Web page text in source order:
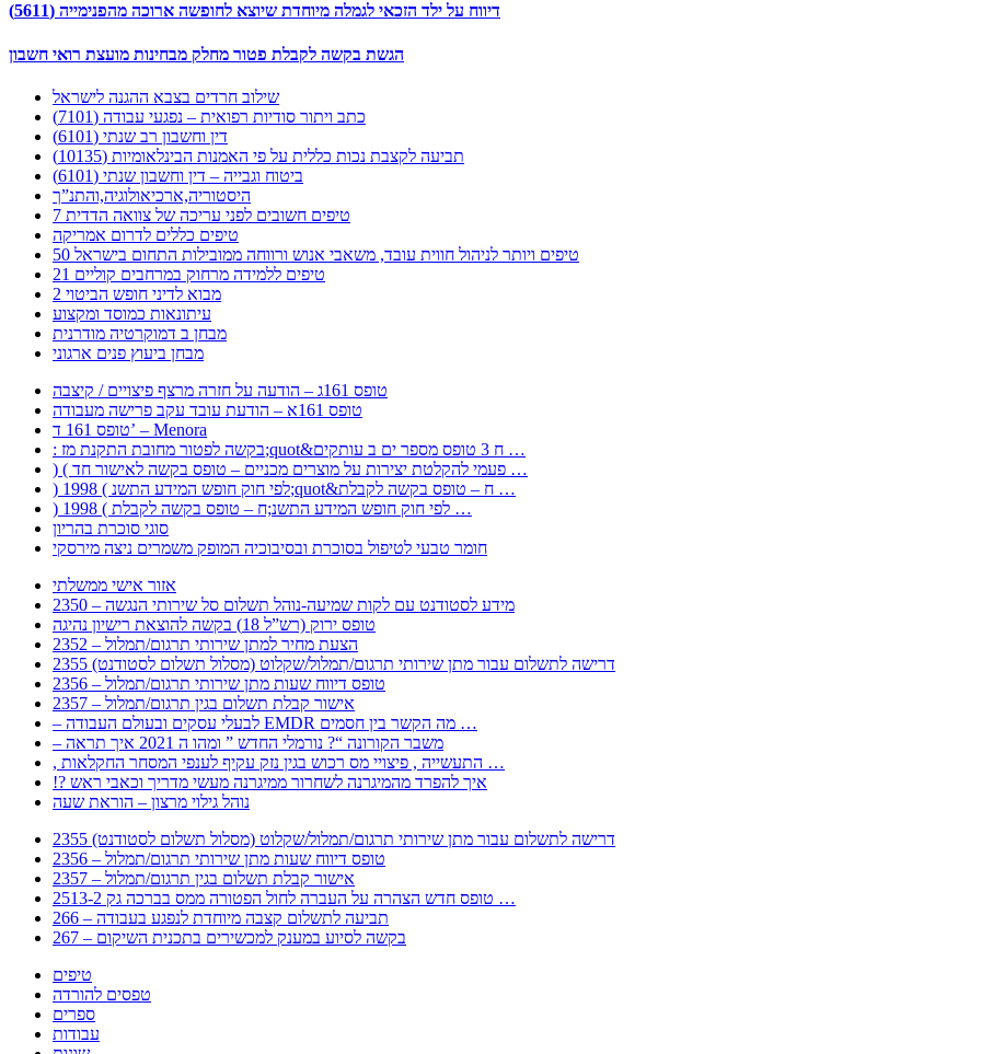
דיווח על ילד הזכאי לגמלה מיוחדת שיוצא לחופשה ארוכה מהפנימייה (5611)
הגשת בקשה לקבלת פטור מחלק מבחינות מועצת רואי חשבון
שילוב חרדים בצבא ההגנה לישראל
כתב ויתור סודיות רפואית – נפגעי עבודה (7101)
דין וחשבון רב שנתי (6101)
תביעה לקצבת נכות כללית על פי האמנות הבינלאומיות (10135)
ביטוח וגבייה – דין וחשבון שנתי (6101)
היסטוריה,ארכיאולוגיה,והתנ”ך
7 טיפים חשובים לפני עריכה של צוואה הדדית
טיפים כללים לדרום אמריקה
50 טיפים ויותר לניהול חווית עובד, משאבי אנוש ורווחה ממובילות התחום בישראל
21 טיפים ללמידה מרחוק במרחבים קוליים
מבוא לדיני חופש הביטוי 2
עיתונאות כמוסד ומקצוע
מבחן ב דמוקרטיה מודרנית
מבחן ביעוץ פנים ארגוני
טופס 161ג – הודעה על חזרה מרצף פיצויים / קיצבה
טופס 161א – הודעת עובד עקב פרישה מעבודה
טופס 161 ד’ – Menora
: בקשה לפטור מחובת התקנת מז;quot&ח 3 טופס מספר ים ב עותקים …
) ( פעמי להקלטת יצירות על מוצרים מכניים – טופס בקשה לאישור חד …
) 1998 ( לפי חוק חופש המידע התשנ;quot&ח – טופס בקשה לקבלת …
) 1998 ( לפי חוק חופש המידע התשנ;ח – טופס בקשה לקבלת …
סוגי סוכרת בהריון
חומר טבעי לטיפול בסוכרת ובסיבוכיה המופק משמרים ניצה מירסקי
אזור אישי ממשלתי
2350 – מידע לסטודנט עם לקות שמיעה-נוהל תשלום סל שירותי הנגשה
טופס ירוק (רש”ל 18) בקשה להוצאת רישיון נהיגה
2352 – הצעת מחיר למתן שירותי תרגום/תמלול
2355 דרישה לתשלום עבור מתן שירותי תרגום/תמלול/שקלוט (מסלול תשלום לסטודנט)
2356 – טופס דיווח שעות מתן שירותי תרגום/תמלול
2357 – אישור קבלת תשלום בגין תרגום/תמלול
– לבעלי עסקים ובעולם העבודה EMDR מה הקשר בין חסמים …
– משבר הקורונה “? נורמלי החדש ” ומהו ה 2021 איך תראה
, התעשייה , פיצויי מס רכוש בגין נזק עקיף לענפי המסחר החקלאות …
!? איך להפרד מהמיגרנה לשחרור ממיגרנה מעשי מדריך וכאבי ראש
נוהל גילוי מרצון – הוראת שעה
2355 דרישה לתשלום עבור מתן שירותי תרגום/תמלול/שקלוט (מסלול תשלום לסטודנט)
2356 – טופס דיווח שעות מתן שירותי תרגום/תמלול
2357 – אישור קבלת תשלום בגין תרגום/תמלול
2513-2 טופס חדש הצהרה על העברה לחול הפטורה ממס בברכה גק …
266 – תביעה לתשלום קצבה מיוחדת לנפגע בעבודה
267 – בקשה לסיוע במענק למכשירים בתכנית השיקום
טיפים
טפסים להורדה
ספרים
עבודות